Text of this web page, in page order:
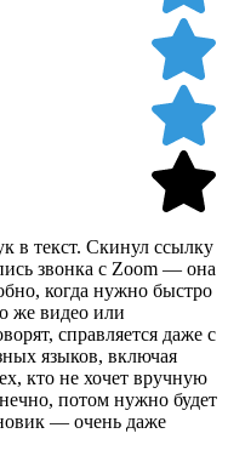
в текст. Скинул ссылку
звонка с Zoom — она
когда нужно быстро
же видео или
справляется даже с
языков, включая
кто не хочет вручную
потом нужно будет
— очень даже